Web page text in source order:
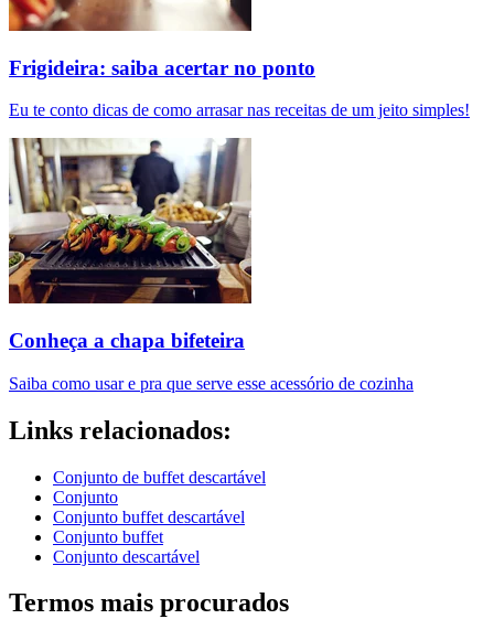
Frigideira: saiba acertar no ponto
Eu te conto dicas de como arrasar nas receitas de um jeito simples!
Conheça a chapa bifeteira
Saiba como usar e pra que serve esse acessório de cozinha
Links relacionados:
Conjunto de buffet descartável
Conjunto
Conjunto buffet descartável
Conjunto buffet
Conjunto descartável
Termos mais procurados